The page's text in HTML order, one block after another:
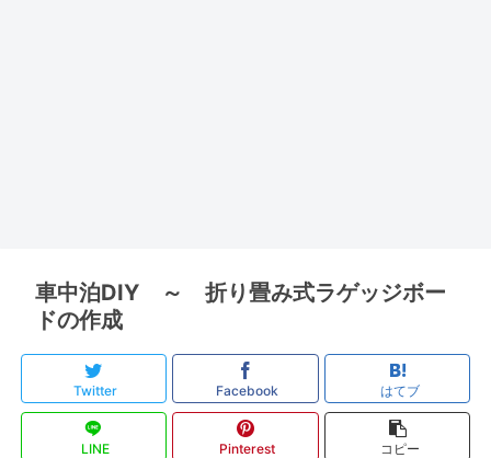
車中泊DIY ～ 折り畳み式ラゲッジボー
ドの作成
Twitter Facebook はてブ
LINE Pinterest コピー